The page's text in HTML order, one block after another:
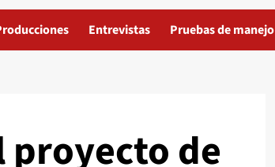
Entrevistas Pruebas de manejo
proyecto de